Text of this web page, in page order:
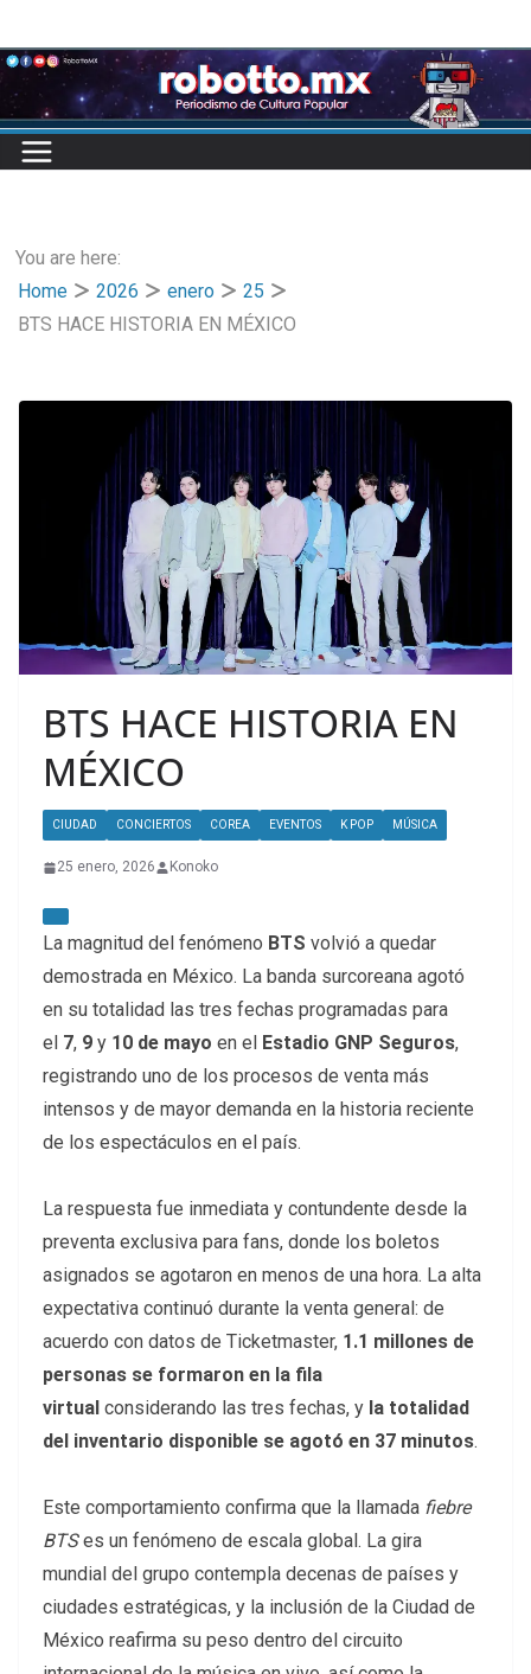
to
content
You are here:
Home
2026 enero
25
BTS HACE HISTORIA EN MÉXICO
BTS HACE HISTORIA EN
MÉXICO
CIUDAD CONCIERTOS COREA EVENTOS K POP MÚSICA
25 enero, 2026 Konoko
La magnitud del fenómeno BTS volvió a quedar
demostrada en México. La banda surcoreana agotó
en su totalidad las tres fechas programadas para
el 7, 9 y 10 de mayo en el Estadio GNP Seguros,
registrando uno de los procesos de venta más
intensos y de mayor demanda en la historia reciente
de los espectáculos en el país.
La respuesta fue inmediata y contundente desde la
preventa exclusiva para fans, donde los boletos
asignados se agotaron en menos de una hora. La alta
expectativa continuó durante la venta general: de
acuerdo con datos de Ticketmaster, 1.1 millones de
personas se formaron en la fila
virtual considerando las tres fechas, y la totalidad
del inventario disponible se agotó en 37 minutos.
Este comportamiento confirma que la llamada fiebre
BTSes un fenómeno de escala global. La gira
mundial del grupo contempla decenas de países y
ciudades estratégicas, y la inclusión de la Ciudad de
México reafirma su peso dentro del circuito